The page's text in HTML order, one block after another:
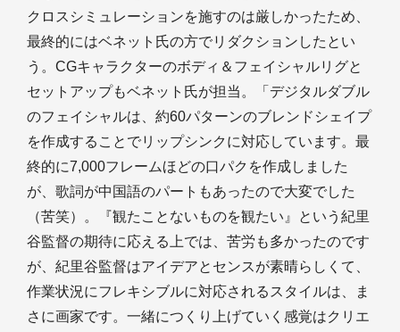
クロスシミュレーションを施すのは厳しかったため、
最終的にはベネット氏の方でリダクションしたとい
う。CGキャラクターのボディ＆フェイシャルリグと
セットアップもベネット氏が担当。「デジタルダブル
のフェイシャルは、約60パターンのブレンドシェイプ
を作成することでリップシンクに対応しています。最
終的に7,000フレームほどの口パクを作成しました
が、歌詞が中国語のパートもあったので大変でした
（苦笑）。『観たことないものを観たい』という紀里
谷監督の期待に応える上では、苦労も多かったのです
が、紀里谷監督はアイデアとセンスが素晴らしくて、
作業状況にフレキシブルに対応されるスタイルは、ま
さに画家です。一緒につくり上げていく感覚はクリエ